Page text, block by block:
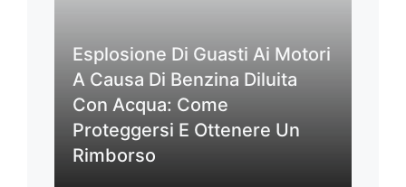
Esplosione Di Guasti Ai Motori
A Causa Di Benzina Diluita
Con Acqua: Come
Proteggersi E Ottenere Un
Rimborso